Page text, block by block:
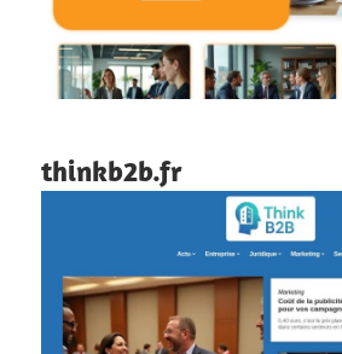
thinkb2b.fr